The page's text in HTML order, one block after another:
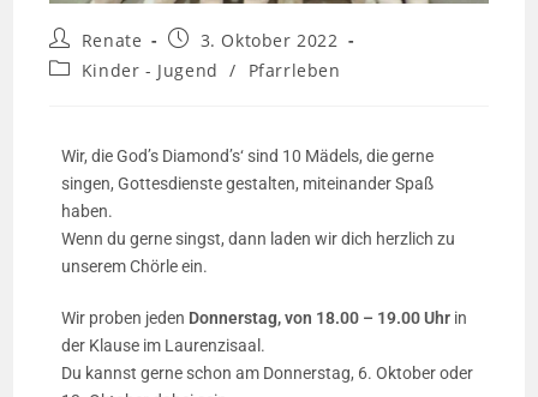
Renate
3. Oktober 2022
Kinder - Jugend
/ Pfarrleben
Wir, die God’s Diamond’s‘ sind 10 Mädels, die gerne
singen, Gottesdienste gestalten, miteinander Spaß
haben.
Wenn du gerne singst, dann laden wir dich herzlich zu
unserem Chörle ein.
Wir proben jeden Donnerstag, von 18.00 – 19.00 Uhr in
der Klause im Laurenzisaal.
Du kannst gerne schon am Donnerstag, 6. Oktober oder